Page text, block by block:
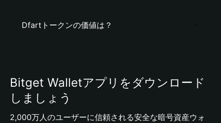
Dfartトークンの価値は？
Bitget Walletアプリをダウンロード
しましょう
2,000万人のユーザーに信頼される安全な暗号資産ウォ